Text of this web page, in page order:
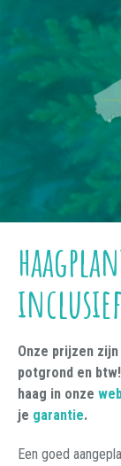
Onze prijzen
potgrond en
haag in onze
je garantie.
Een goed